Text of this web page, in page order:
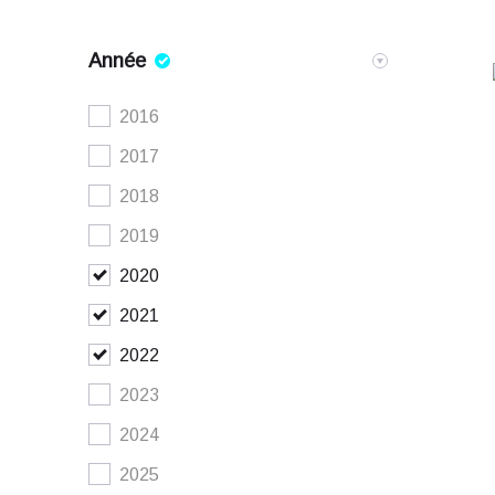
Skoda
Crédit classique
0 -
0 - 160000
Année
2016
2017
2018
2019
2020
2021
2022
2023
2024
2025